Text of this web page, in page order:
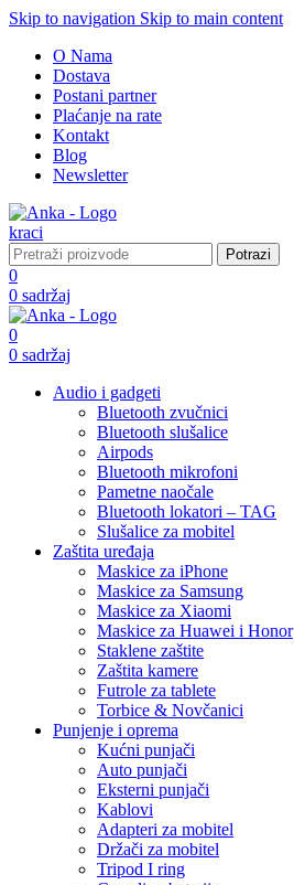
Skip to navigation Skip to main content
O Nama
Dostava
Postani partner
Plaćanje na rate
Kontakt
Blog
Newsletter
Potrazi
0
0 sadržaj
0
0 sadržaj
Audio i gadgeti
Bluetooth zvučnici
Bluetooth slušalice
Airpods
Bluetooth mikrofoni
Pametne naočale
Bluetooth lokatori – TAG
Slušalice za mobitel
Zaštita uređaja
Maskice za iPhone
Maskice za Samsung
Maskice za Xiaomi
Maskice za Huawei i Honor
Staklene zaštite
Zaštita kamere
Futrole za tablete
Torbice & Novčanici
Punjenje i oprema
Kućni punjači
Auto punjači
Eksterni punjači
Kablovi
Adapteri za mobitel
Držači za mobitel
Tripod I ring